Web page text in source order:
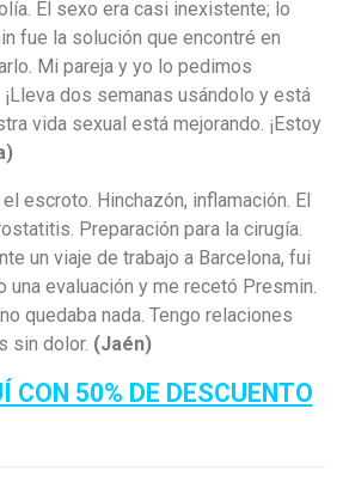
El sexo era casi inexistente; lo
fue la solución que encontré en
Mi pareja y yo lo pedimos
dos semanas usándolo y está
vida sexual está mejorando. ¡Estoy
escroto. Hinchazón, inflamación. El
Preparación para la cirugía.
un viaje de trabajo a Barcelona, ​​fui
una evaluación y me recetó Presmin.
quedaba nada. Tengo relaciones
sin dolor. (Jaén)
CON 50% DE DESCUENTO